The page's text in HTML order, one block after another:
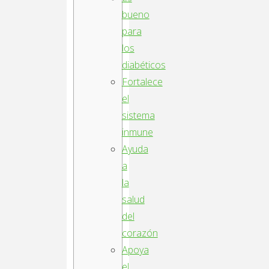
bueno
para
los
diabéticos
Fortalece
el
sistema
inmune
Ayuda
a
la
salud
del
corazón
Apoya